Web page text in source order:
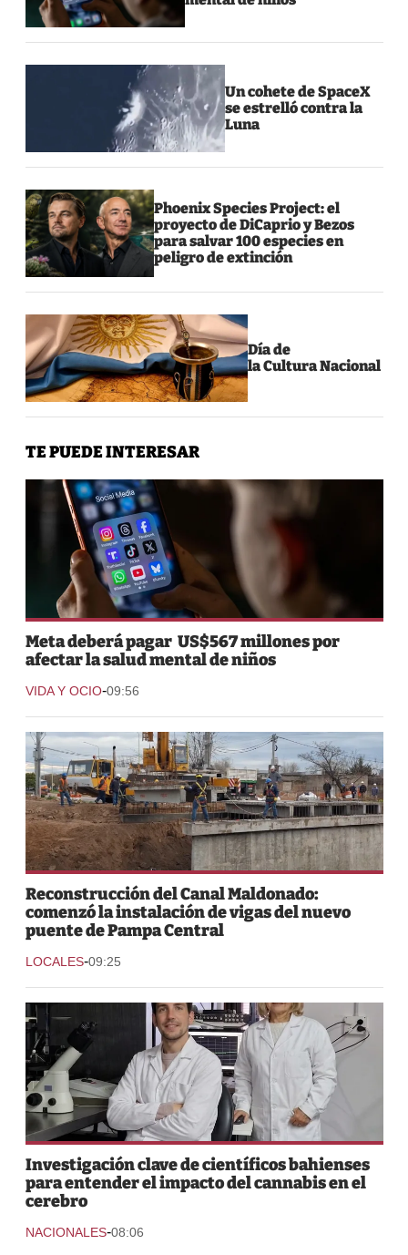
Un cohete de SpaceX
se estrelló contra la
Luna
Phoenix Species Project: el
proyecto de DiCaprio y Bezos
para salvar 100 especies en
peligro de extinción
Día de
la Cultura Nacional
TE PUEDE INTERESAR
Meta deberá pagar US$567 millones por
afectar la salud mental de niños
VIDA Y OCIO-09:56
Reconstrucción del Canal Maldonado:
comenzó la instalación de vigas del nuevo
puente de Pampa Central
LOCALES-09:25
Investigación clave de científicos bahienses
para entender el impacto del cannabis en el
cerebro
NACIONALES-08:06